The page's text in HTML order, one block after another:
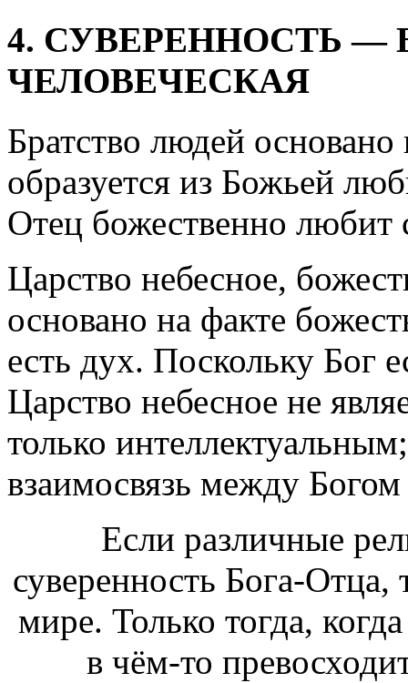
4. СУВЕРЕННОСТЬ
ЧЕЛОВЕЧЕСКАЯ
Братство людей
образуется из Божьей
Отец божественно любит
Царство небесное,
основано на факте
есть дух. Поскольку Бог
Царство небесное не
только
взаимосвязь между
Если различные
суверенность Бога-Отца,
мире. Только тогда,
в чём-то